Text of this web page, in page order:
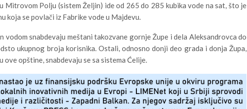
Mitrovom Polju (sistem Željin) ide od 265 do 285 kubika vode na sat, što je
koja se povlači iz Fabrike vode u Majdevu.
vodom snabdevaju meštani takozvane gornje Župe i dela Aleksandrovca do
ukupnog broja korisnika. Ostali, odnosno donji deo grada i donja Župa,
ove opštine, snabdevaju se sa sistema Ćelije.